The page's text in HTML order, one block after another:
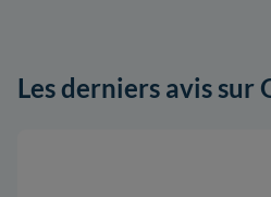
Les derniers avis sur